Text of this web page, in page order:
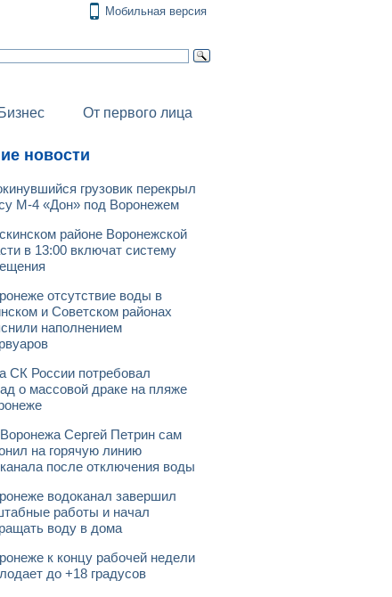
Мобильная версия
Бизнес От первого лица
новости
грузовик перекрыл
М-4 «Дон» под Воронежем
районе Воронежской
в 13:00 включат систему
отсутствие воды в
и Советском районах
наполнением
СК России потребовал
о массовой драке на пляже
Сергей Петрин сам
на горячую линию
после отключения воды
водоканал завершил
работы и начал
воду в дома
к концу рабочей недели
до +18 градусов